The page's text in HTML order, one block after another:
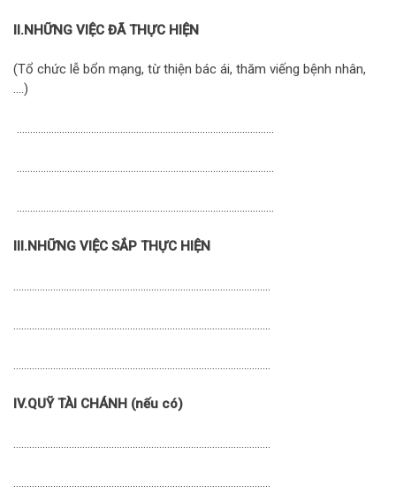
II.NHỮNG VIỆC ĐÃ THỰC HIỆN
(Tổ chức lễ bổn mạng, từ thiện bác ái, thăm viếng bệnh nhân,
….)
…………………………………………………………………………………….
…………………………………………………………………………………….
…………………………………………………………………………………….
III.NHỮNG VIỆC SẮP THỰC HIỆN
…………………………………………………………………………………….
…………………………………………………………………………………….
…………………………………………………………………………………….
IV.QUỸ TÀI CHÁNH (nếu có)
…………………………………………………………………………………….
…………………………………………………………………………………….